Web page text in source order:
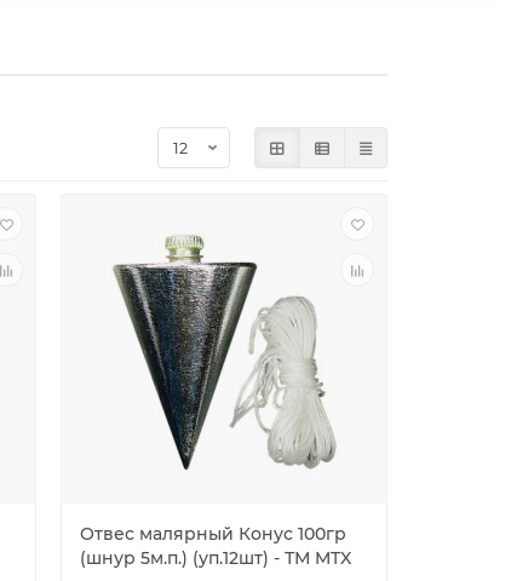
Отвес малярный Конус 100гр
(шнур 5м.п.) (уп.12шт) - ТМ MTX